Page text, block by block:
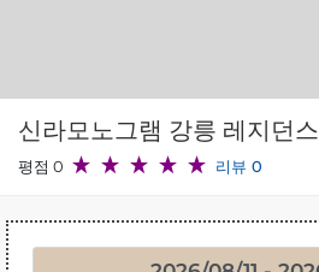
신라모노그램 강릉 레지던스
평점 0 리뷰 0